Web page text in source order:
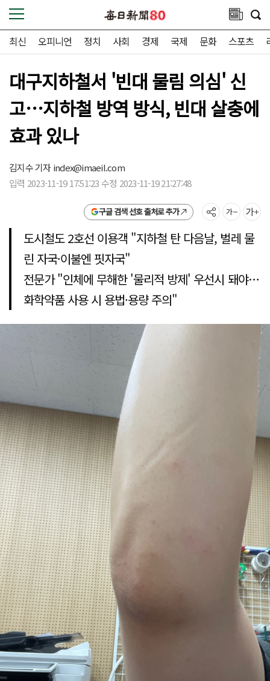
최신 오피니언 정치 사회 경제 국제 문화 스포츠
대구지하철서 '빈대 물림 의심' 신
고…지하철 방역 방식, 빈대 살충에
효과 있나
김지수 기자index@imaeil.com
입력 2023-11-19 17:51:23 수정 2023-11-19 21:27:48
구글 검색 선호 출처로 추가
도시철도 2호선 이용객 "지하철 탄 다음날, 벌레 물
린 자국·이불엔 핏자국"
전문가 "인체에 무해한 '물리적 방제' 우선시 돼야…
화학약품 사용 시 용법·용량 주의"